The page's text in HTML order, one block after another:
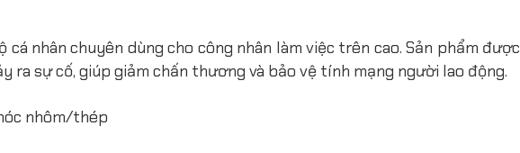
nhân chuyên dùng cho công nhân làm việc trên cao. Sản phẩm được
sự cố, giúp giảm chấn thương và bảo vệ tính mạng người lao động.